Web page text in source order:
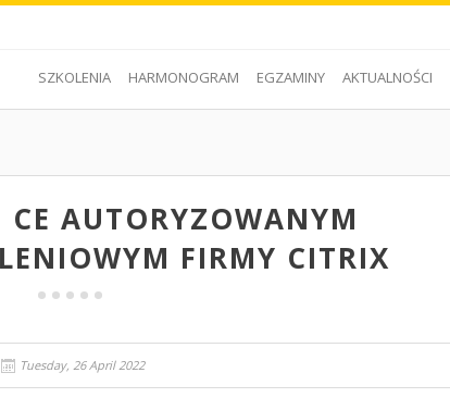
SZKOLENIA HARMONOGRAM EGZAMINY AKTUALNOŚCI
AUTORYZOWANYM
FIRMY CITRIX
Tuesday, 26 April 2022